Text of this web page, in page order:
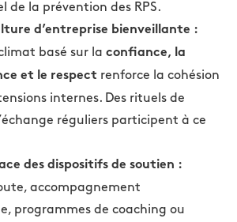
de la prévention des RPS.
d’entreprise bienveillante :
basé sur la confiance, la
et le respect renforce la cohésion
internes. Des rituels de
réguliers participent à ce
des dispositifs de soutien :
accompagnement
programmes de coaching ou